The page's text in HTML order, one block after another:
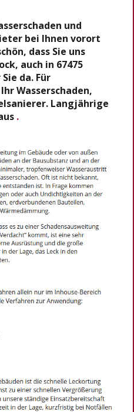
und
bei Ihnen vorort
dass Sie uns
auch in 67475
da. Für
Wasserschaden,
Langjährige
.